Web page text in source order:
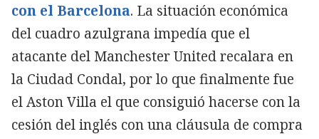
con el Barcelona. La situación económica
del cuadro azulgrana impedía que el
atacante del Manchester United recalara en
la Ciudad Condal, por lo que finalmente fue
el Aston Villa el que consiguió hacerse con la
cesión del inglés con una cláusula de compra